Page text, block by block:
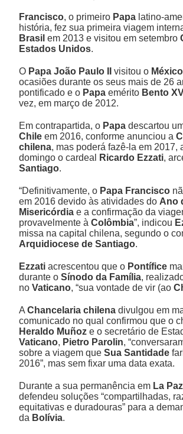
Francisco, o primeiro Papa latino-
história, fez sua primeira viagem
Brasil em 2013 e visitou em setembro
Estados Unidos.
O Papa João Paulo II visitou o México
ocasiões durante os seus mais de 26
pontificado e o Papa emérito Bento
vez, em março de 2012.
Em contrapartida, o Papa descartou
Chile em 2016, conforme anunciou a
chilena, mas poderá fazê-la em 2017,
domingo o cardeal
Ricardo Ezzati,
Santiago.
“Definitivamente, o Papa Francisco
em 2016 devido às atividades do Ano
Misericórdia e a confirmação da
provavelmente àColômbia”, indicou
missa na capital chilena, segundo o
Arquidiocese de Santiago.
Ezzati acrescentou que o Pontífice
durante oSínodo da Família,
noVaticano, “sua vontade de vir (ao
AChancelaria chilena divulgou em
comunicado no qual confirmou que o
Heraldo Muñoz e o secretário de
Vaticano, Pietro Parolin,
sobre a viagem queSua Santidade
2016”, mas sem fixar uma data exata.
Durante a sua permanência em La Paz
defendeu soluções “compartilhadas,
equitativas e duradouras” para a
da Bolívia.